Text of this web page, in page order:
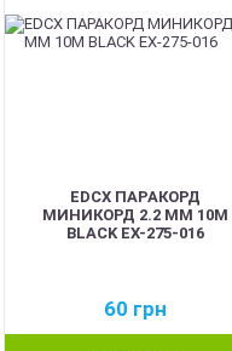
EDCX ПАРАКОРД
МИНИКОРД 2.2 ММ 10М
BLACK EX-275-016
60 грн